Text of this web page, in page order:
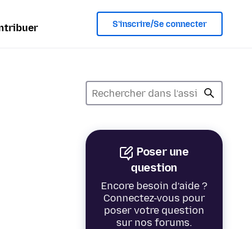
S’inscrire/Se connecter
Poser une
question
Encore besoin d’aide ?
Connectez-vous pour
poser votre question
sur nos forums.